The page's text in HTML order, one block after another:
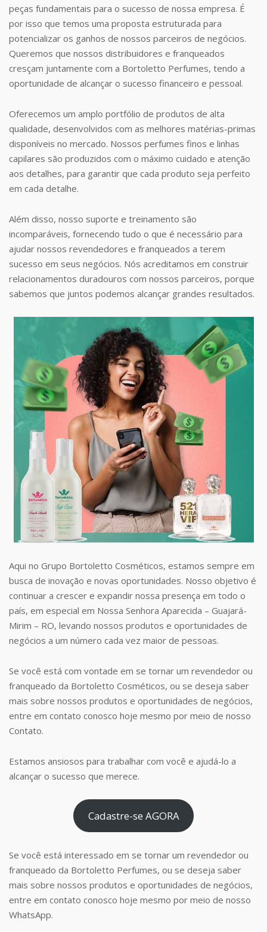
peças fundamentais para o sucesso de nossa empresa. É
por isso que temos uma proposta estruturada para
potencializar os ganhos de nossos parceiros de negócios.
Queremos que nossos distribuidores e franqueados
cresçam juntamente com a Bortoletto Perfumes, tendo a
oportunidade de alcançar o sucesso financeiro e pessoal.
Oferecemos um amplo portfólio de produtos de alta
qualidade, desenvolvidos com as melhores matérias-primas
disponíveis no mercado. Nossos perfumes finos e linhas
capilares são produzidos com o máximo cuidado e atenção
aos detalhes, para garantir que cada produto seja perfeito
em cada detalhe.
Além disso, nosso suporte e treinamento são
incomparáveis, fornecendo tudo o que é necessário para
ajudar nossos revendedores e franqueados a terem
sucesso em seus negócios. Nós acreditamos em construir
relacionamentos duradouros com nossos parceiros, porque
sabemos que juntos podemos alcançar grandes resultados.
Aqui no Grupo Bortoletto Cosméticos, estamos sempre em
busca de inovação e novas oportunidades. Nosso objetivo é
continuar a crescer e expandir nossa presença em todo o
país, em especial em Nossa Senhora Aparecida – Guajará-
Mirim – RO, levando nossos produtos e oportunidades de
negócios a um número cada vez maior de pessoas.
Se você está com vontade em se tornar um revendedor ou
franqueado da Bortoletto Cosméticos, ou se deseja saber
mais sobre nossos produtos e oportunidades de negócios,
entre em contato conosco hoje mesmo por meio de nosso
Contato.
Estamos ansiosos para trabalhar com você e ajudá-lo a
alcançar o sucesso que merece.
Cadastre-se AGORA
Se você está interessado em se tornar um revendedor ou
franqueado da Bortoletto Perfumes, ou se deseja saber
mais sobre nossos produtos e oportunidades de negócios,
entre em contato conosco hoje mesmo por meio de nosso
WhatsApp.